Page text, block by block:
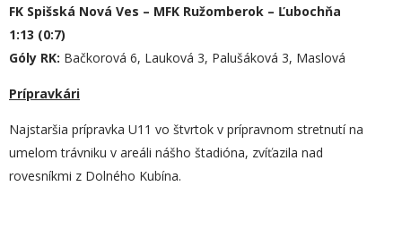
FK Spišská Nová Ves – MFK Ružomberok – Ľubochňa
1:13 (0:7)
Góly RK: Bačkorová 6, Lauková 3, Palušáková 3, Maslová
Prípravkári
Najstaršia prípravka U11 vo štvrtok v prípravnom stretnutí na
umelom trávniku v areáli nášho štadióna, zvíťazila nad
rovesníkmi z Dolného Kubína.